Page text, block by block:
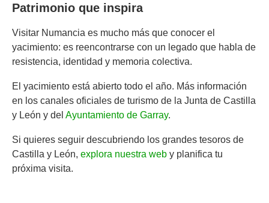
Patrimonio que inspira
Visitar Numancia es mucho más que conocer el
yacimiento: es reencontrarse con un legado que habla de
resistencia, identidad y memoria colectiva.
El yacimiento está abierto todo el año. Más información
en los canales oficiales de turismo de la Junta de Castilla
y León y del Ayuntamiento de Garray.
Si quieres seguir descubriendo los grandes tesoros de
Castilla y León, explora nuestra web y planifica tu
próxima visita.